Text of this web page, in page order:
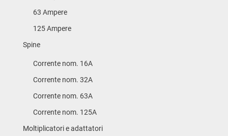
63 Ampere
125 Ampere
Spine
Corrente nom. 16A
Corrente nom. 32A
Corrente nom. 63A
Corrente nom. 125A
Moltiplicatori e adattatori